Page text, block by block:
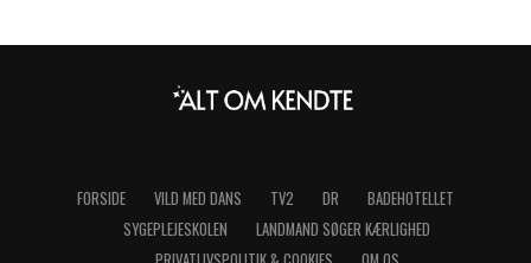
FORSIDE VILD MED DANS TV2 DR
BADEHOTELLET
SYGEPLEJESKOLEN
LANDMAND SØGER KÆRLIGHED